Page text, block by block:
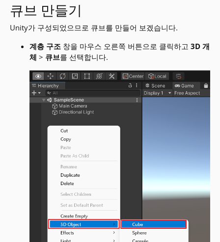
큐브 만들기
Unity가 구성되었으므로 큐브를 만들어 보겠습니다.
계층 구조 창을 마우스 오른쪽 버튼으로 클릭하고3D 개
체 > 큐브를 선택합니다.